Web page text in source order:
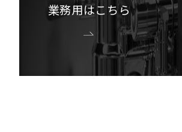
業務用はこちら